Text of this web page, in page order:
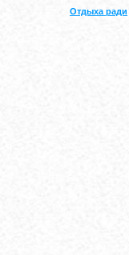
Отдыха ради